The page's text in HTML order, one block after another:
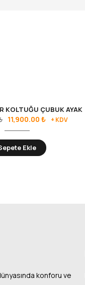
KOLTUĞU ÇUBUK AYAK
11,900.00 ₺ + KDV
Ekle
konforu ve